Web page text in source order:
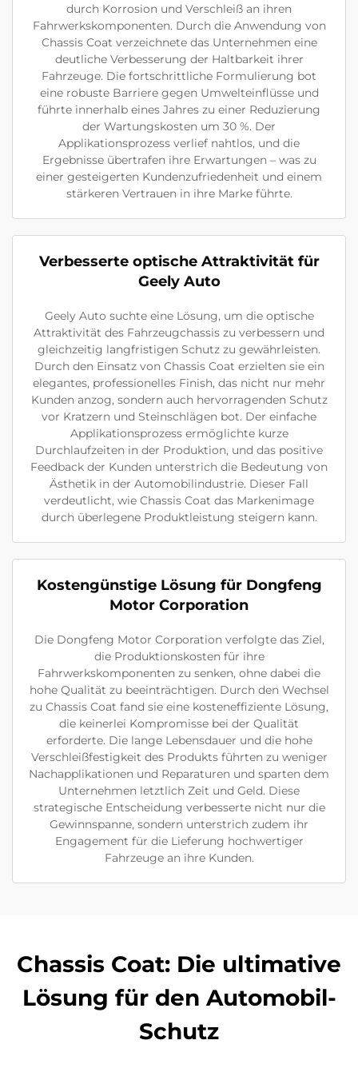
durch Korrosion und Verschleiß an ihren
Fahrwerkskomponenten. Durch die Anwendung von
Chassis Coat verzeichnete das Unternehmen eine
deutliche Verbesserung der Haltbarkeit ihrer
Fahrzeuge. Die fortschrittliche Formulierung bot
eine robuste Barriere gegen Umwelteinflüsse und
führte innerhalb eines Jahres zu einer Reduzierung
der Wartungskosten um 30 %. Der
Applikationsprozess verlief nahtlos, und die
Ergebnisse übertrafen ihre Erwartungen – was zu
einer gesteigerten Kundenzufriedenheit und einem
stärkeren Vertrauen in ihre Marke führte.
Verbesserte optische Attraktivität für
Geely Auto
Geely Auto suchte eine Lösung, um die optische
Attraktivität des Fahrzeugchassis zu verbessern und
gleichzeitig langfristigen Schutz zu gewährleisten.
Durch den Einsatz von Chassis Coat erzielten sie ein
elegantes, professionelles Finish, das nicht nur mehr
Kunden anzog, sondern auch hervorragenden Schutz
vor Kratzern und Steinschlägen bot. Der einfache
Applikationsprozess ermöglichte kurze
Durchlaufzeiten in der Produktion, und das positive
Feedback der Kunden unterstrich die Bedeutung von
Ästhetik in der Automobilindustrie. Dieser Fall
verdeutlicht, wie Chassis Coat das Markenimage
durch überlegene Produktleistung steigern kann.
Kostengünstige Lösung für Dongfeng
Motor Corporation
Die Dongfeng Motor Corporation verfolgte das Ziel,
die Produktionskosten für ihre
Fahrwerkskomponenten zu senken, ohne dabei die
hohe Qualität zu beeinträchtigen. Durch den Wechsel
zu Chassis Coat fand sie eine kosteneffiziente Lösung,
die keinerlei Kompromisse bei der Qualität
erforderte. Die lange Lebensdauer und die hohe
Verschleißfestigkeit des Produkts führten zu weniger
Nachapplikationen und Reparaturen und sparten dem
Unternehmen letztlich Zeit und Geld. Diese
strategische Entscheidung verbesserte nicht nur die
Gewinnspanne, sondern unterstrich zudem ihr
Engagement für die Lieferung hochwertiger
Fahrzeuge an ihre Kunden.
Chassis Coat: Die ultimative
Lösung für den Automobil-
Schutz